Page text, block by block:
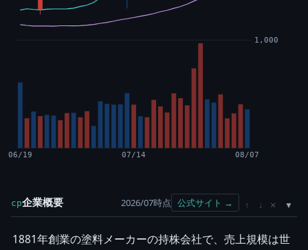
1,000
06/19 07/14 08/07
cp企業概要 2026/07時点 公式サイト → ↑ ↓ ×
1881年創業の塗料メーカーの持株会社で、売上規模は世